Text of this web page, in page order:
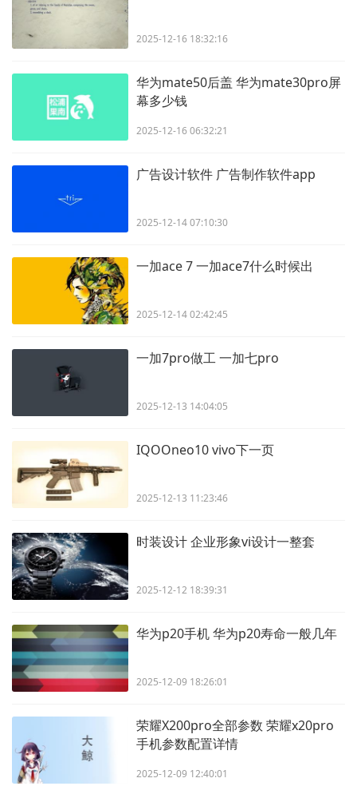
2025-12-16 18:32:16
华为mate50后盖 华为mate30pro屏
幕多少钱
2025-12-16 06:32:21
广告设计软件 广告制作软件app
2025-12-14 07:10:30
一加ace 7 一加ace7什么时候出
2025-12-14 02:42:45
一加7pro做工 一加七pro
2025-12-13 14:04:05
IQOOneo10 vivo下一页
2025-12-13 11:23:46
时装设计 企业形象vi设计一整套
2025-12-12 18:39:31
华为p20手机 华为p20寿命一般几年
2025-12-09 18:26:01
荣耀X200pro全部参数 荣耀x20pro
手机参数配置详情
2025-12-09 12:40:01